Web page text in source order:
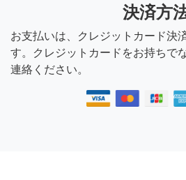
決済方
お支払いは、クレジットカード決
す。クレジットカードをお持ちで
連絡ください。